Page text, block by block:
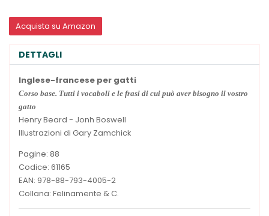
Acquista su Amazon
DETTAGLI
Inglese-francese per gatti
Corso base. Tutti i vocaboli e le frasi di cui può aver bisogno il vostro
gatto
Henry Beard - Jonh Boswell
Illustrazioni di Gary Zamchick
Pagine: 88
Codice: 61165
EAN: 978-88-793-4005-2
Collana: Felinamente & C.